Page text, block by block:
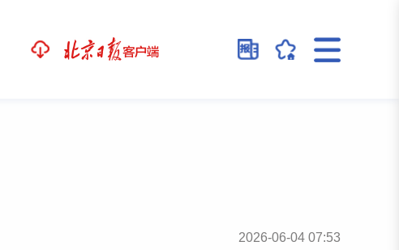
2026-06-04 07:53